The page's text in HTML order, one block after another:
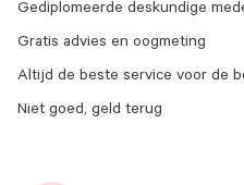
Gediplomeerde deskundige
Gratis advies en oogmeting
Altijd de beste service voor de
Niet goed, geld terug